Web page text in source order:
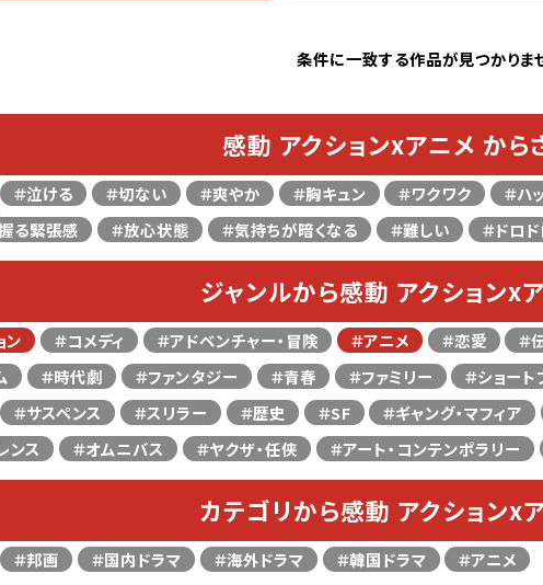
条件に一致する作品が見つかりま
感動 アクションxアニメ から
＃泣ける ＃切ない ＃爽やか ＃胸キュン ＃ワクワク ＃ハ
る緊張感
＃放心状態 ＃気持ちが暗くなる ＃難しい ＃ドロ
ジャンルから感動 アクションx
ン ＃コメディ ＃アドベンチャー・冒険 ＃アニメ ＃恋愛 ＃
＃時代劇 ＃ファンタジー ＃青春 ＃ファミリー ＃ショート
＃サスペンス ＃スリラー ＃歴史 ＃SF ＃ギャング・マフィア
ンス
＃オムニバス ＃ヤクザ・任侠 ＃アート・コンテンポラリー
カテゴリから感動 アクションx
＃邦画 ＃国内ドラマ ＃海外ドラマ ＃韓国ドラマ ＃アニメ